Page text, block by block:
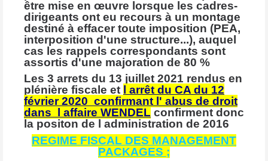
être mise en œuvre lorsque les cadres-
dirigeants ont eu recours à un montage
destiné à effacer toute imposition (PEA,
interposition d'une structure...), auquel
cas les rappels correspondants sont
assortis d'une majoration de 80 %
Les 3 arrets du 13 juillet 2021 rendus en
plénière fiscale et
arrêt du CA du 12
février 2020 confirmant l' abus de droit
dans l affaire WENDEL confirment donc
la positon de l administration de 2016
REGIME FISCAL DES MANAGEMENT
PACKAGES ;